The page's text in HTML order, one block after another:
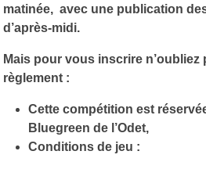
matinée, avec une publication
d’après-midi.
Mais pour vous inscrire n’oubliez
règlement :
Cette compétition est
Bluegreen de l’Odet,
Conditions de jeu :